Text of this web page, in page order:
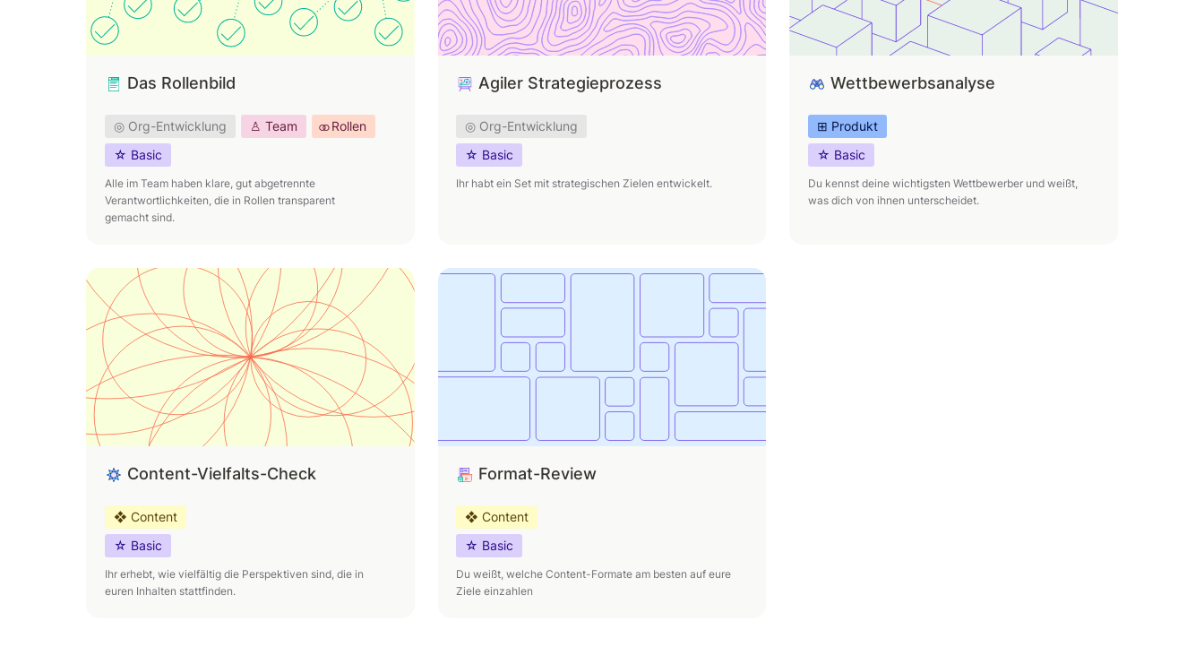
Das Rollenbild
◎ Org-Entwicklung ♙ Team
⚭ Rollen
☆ Basic
Alle im Team haben klare, gut abgetrennte
Verantwortlichkeiten, die in Rollen transparent
gemacht sind.
Agiler Strategieprozess
◎ Org-Entwicklung
☆ Basic
Ihr habt ein Set mit strategischen Zielen entwickelt.
Wettbewerbsanalyse
⊞ Produkt
☆ Basic
Du kennst deine wichtigsten Wettbewerber und weißt,
was dich von ihnen unterscheidet.
Content-Vielfalts-Check
Content-Vielfalts-Check
❖ Content
☆ Basic
Ihr erhebt, wie vielfältig die Perspektiven sind, die in
euren Inhalten stattfinden.
Format-Review
Format-Review
❖ Content
☆ Basic
Du weißt, welche Content-Formate am besten auf eure
Ziele einzahlen